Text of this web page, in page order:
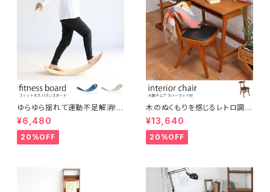
ゆらゆら揺れて運動不足解消!
大人からこどもまでスキマ時間
に楽しめる木製フィットネスボー
ド バランスボード ヨガ 北欧風
シンプル コンパクト テレワーク
¥6,480
20%OFF
木のぬくもりを感じるレトロ調コ
ンパクトチェア ブラウン ウッドチ
ェア アンティーク調 シンプル ナ
チュラル シャビー おしゃれ 椅子
イス デスクチェア インテリア
¥13,640
20%OFF